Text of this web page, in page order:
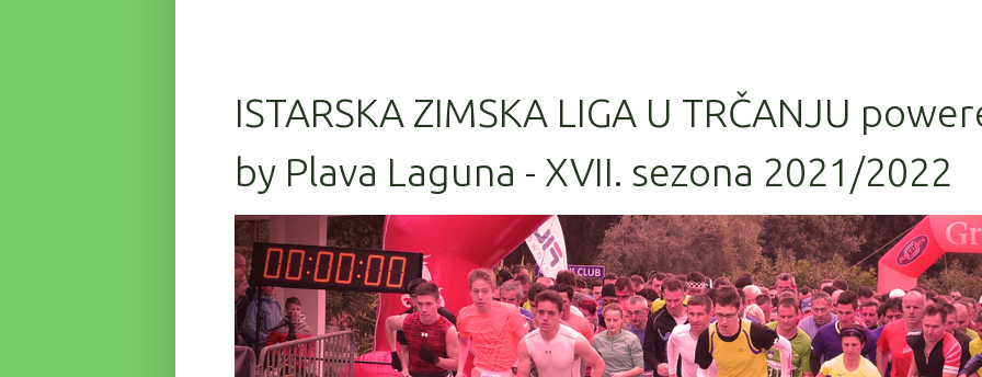
ISTARSKA ZIMSKA LIGA U TRČANJU
by Plava Laguna - XVII. sezona 2021/2022